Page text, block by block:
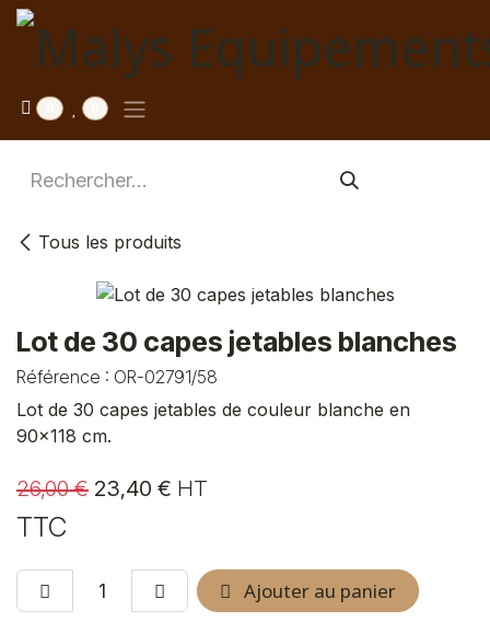
Se rendre au contenu
Tous les produits
Lot de 30 capes jetables blanches
Référence : OR-02791/58
Lot de 30 capes jetables de couleur blanche en
90x118 cm.
26,00€ 23,40 € HT
TTC
Ajouter au panier